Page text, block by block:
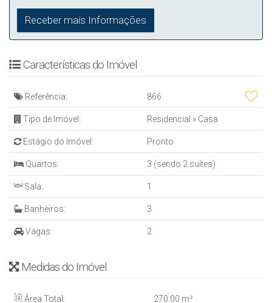
Características do Imóvel
Referência: 866
Tipo de Imóvel: Residencial » Casa
Estágio do Imóvel: Pronto
Quartos: 3 (sendo 2 suítes)
Sala: 1
Banheiros: 3
Vagas: 2
Medidas do Imóvel
Área Total: 270.00 m²